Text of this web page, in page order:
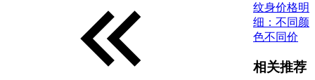
纹身价格明
细：不同颜
色不同价
相关推荐